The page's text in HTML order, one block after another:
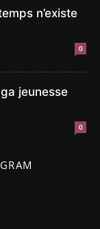
n’existe
0
jeunesse
0